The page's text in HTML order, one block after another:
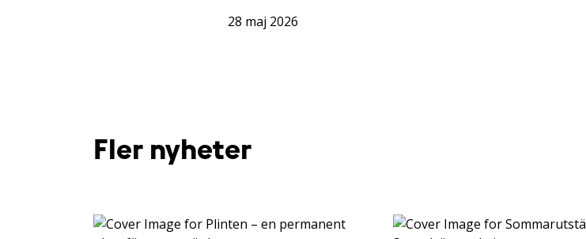
28 maj 2026
Fler nyheter